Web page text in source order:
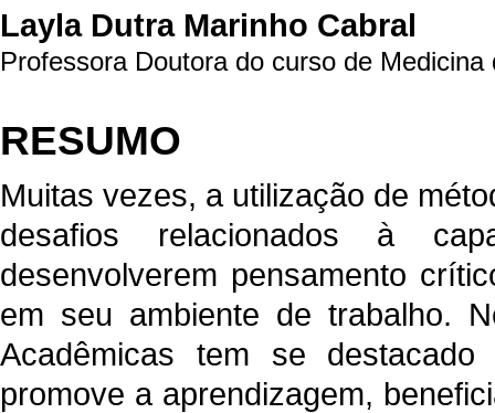
Layla Dutra Marinho Cabral
Professora Doutora do curso de
RESUMO
Muitas vezes, a utilização de
desafios relacionados à
desenvolverem pensamento
em seu ambiente de trabalho.
Acadêmicas tem se
promove a aprendizagem,